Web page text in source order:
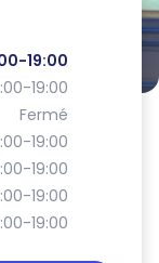
19:00
19:00
Fermé
19:00
19:00
19:00
19:00